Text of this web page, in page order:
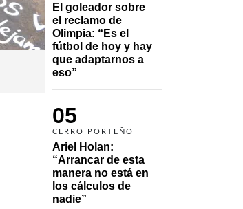
El goleador sobre
el reclamo de
Olimpia: “Es el
fútbol de hoy y hay
que adaptarnos a
eso”
05
CERRO PORTEÑO
Ariel Holan:
“Arrancar de esta
manera no está en
los cálculos de
nadie”